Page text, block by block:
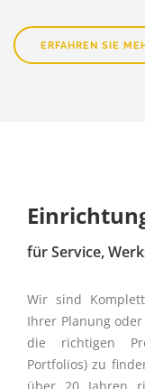
ERFAHREN SIE
für Service,
Wir sind
Ihrer Planung
die richtigen
Portfolios) zu
über 20 Jahren